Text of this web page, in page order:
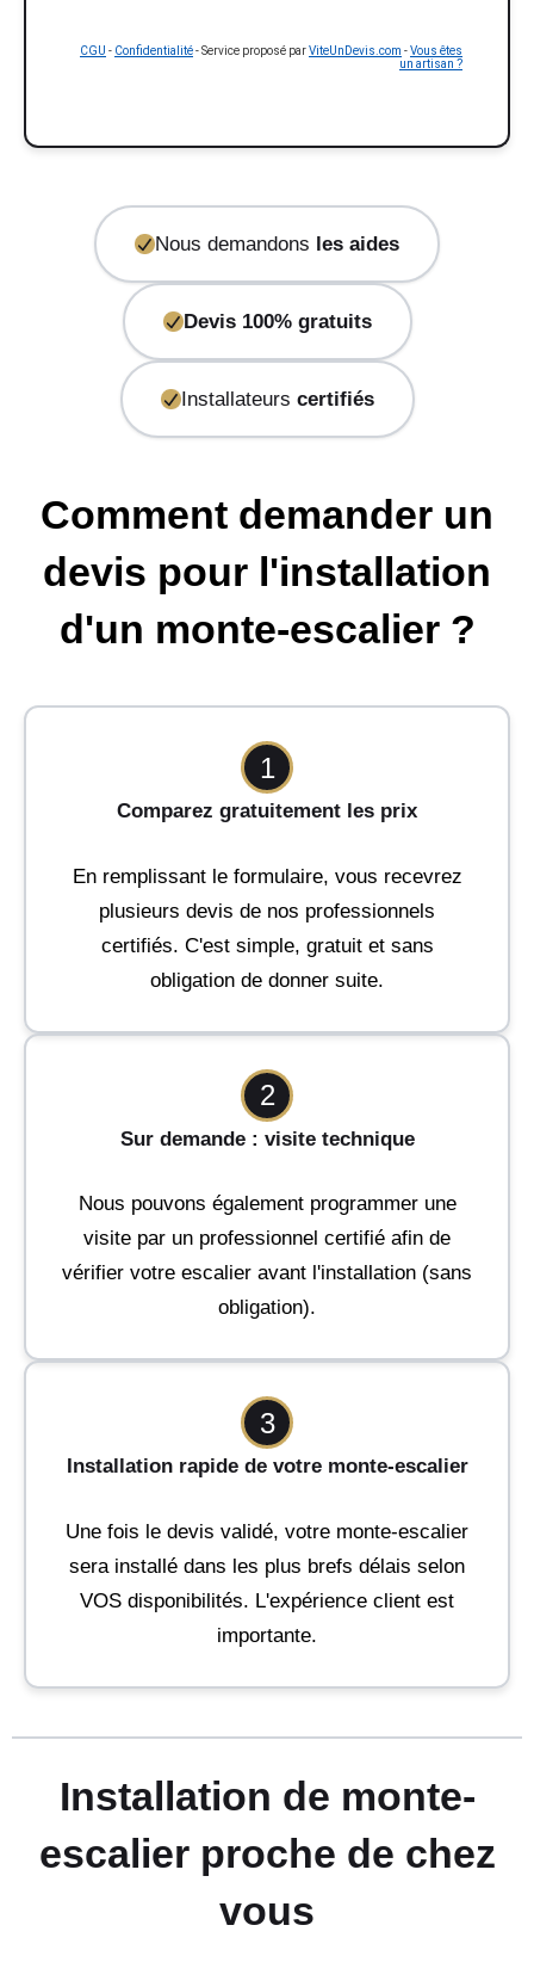
CGU - Confidentialité- Service proposé parViteUnDevis.com -Vous êtes
un artisan ?
Nous demandons les aides
Devis 100% gratuits
Installateurs certifiés
Comment demander un
devis pour l'installation
d'un monte-escalier ?
1
Comparez gratuitement les prix
En remplissant le formulaire, vous recevrez
plusieurs devis de nos professionnels
certifiés. C'est simple, gratuit et sans
obligation de donner suite.
2
Sur demande : visite technique
Nous pouvons également programmer une
visite par un professionnel certifié afin de
vérifier votre escalier avant l'installation (sans
obligation).
3
Installation rapide de votre monte-escalier
Une fois le devis validé, votre monte-escalier
sera installé dans les plus brefs délais selon
VOS disponibilités. L'expérience client est
importante.
Installation de monte-
escalier proche de chez
vous